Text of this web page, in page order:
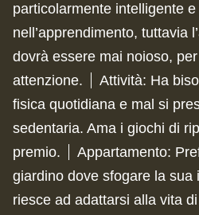
particolarmente intelligente
nell’apprendimento, tuttavia
dovrà essere mai noioso,
attenzione.
Attività: Ha
fisica quotidiana e mal si
sedentaria. Ama i giochi di
premio.
Appartamento:
giardino dove sfogare la sua
riesce ad adattarsi alla vita